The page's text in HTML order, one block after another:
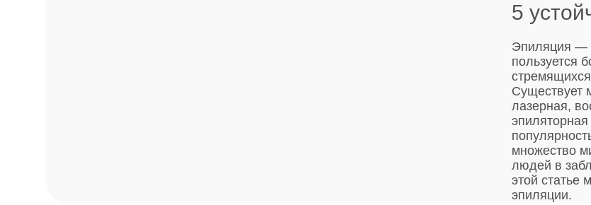
5
Эпиляция —
пользуется
Существует
лазерная,
множество
людей в
этой статье
эпиляции.